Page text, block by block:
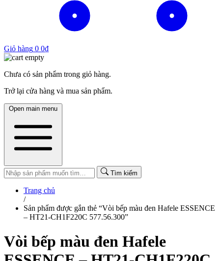
Giỏ hàng 0 0₫
Chưa có sản phẩm trong giỏ hàng.
Trở lại cửa hàng và mua sản phẩm.
Open main menu
Tìm kiếm
Trang chủ
/
Sản phẩm được gắn thẻ “Vòi bếp màu đen Hafele ESSENCE
– HT21-CH1F220C 577.56.300”
Vòi bếp màu đen Hafele